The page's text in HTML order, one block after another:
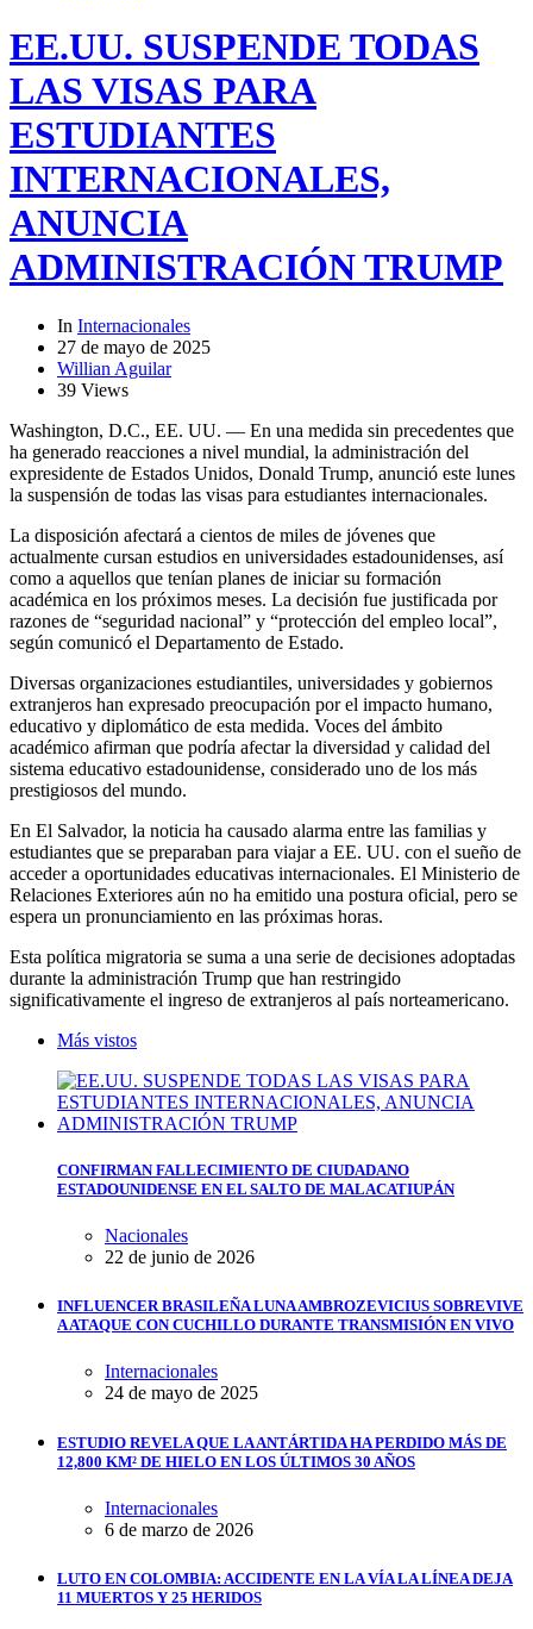
EE.UU. SUSPENDE TODAS
LAS VISAS PARA
ESTUDIANTES
INTERNACIONALES,
ANUNCIA
ADMINISTRACIÓN TRUMP
In Internacionales
27 de mayo de 2025
Willian Aguilar
39 Views
Washington, D.C., EE. UU. — En una medida sin precedentes que
ha generado reacciones a nivel mundial, la administración del
expresidente de Estados Unidos, Donald Trump, anunció este lunes
la suspensión de todas las visas para estudiantes internacionales.
La disposición afectará a cientos de miles de jóvenes que
actualmente cursan estudios en universidades estadounidenses, así
como a aquellos que tenían planes de iniciar su formación
académica en los próximos meses. La decisión fue justificada por
razones de “seguridad nacional” y “protección del empleo local”,
según comunicó el Departamento de Estado.
Diversas organizaciones estudiantiles, universidades y gobiernos
extranjeros han expresado preocupación por el impacto humano,
educativo y diplomático de esta medida. Voces del ámbito
académico afirman que podría afectar la diversidad y calidad del
sistema educativo estadounidense, considerado uno de los más
prestigiosos del mundo.
En El Salvador, la noticia ha causado alarma entre las familias y
estudiantes que se preparaban para viajar a EE. UU. con el sueño de
acceder a oportunidades educativas internacionales. El Ministerio de
Relaciones Exteriores aún no ha emitido una postura oficial, pero se
espera un pronunciamiento en las próximas horas.
Esta política migratoria se suma a una serie de decisiones adoptadas
durante la administración Trump que han restringido
significativamente el ingreso de extranjeros al país norteamericano.
Más vistos
CONFIRMAN FALLECIMIENTO DE CIUDADANO
ESTADOUNIDENSE EN EL SALTO DE MALACATIUPÁN
Nacionales
22 de junio de 2026
INFLUENCER BRASILEÑA LUNA AMBROZEVICIUS SOBREVIVE
A ATAQUE CON CUCHILLO DURANTE TRANSMISIÓN EN VIVO
Internacionales
24 de mayo de 2025
ESTUDIO REVELA QUE LA ANTÁRTIDA HA PERDIDO MÁS DE
12,800 KM² DE HIELO EN LOS ÚLTIMOS 30 AÑOS
Internacionales
6 de marzo de 2026
LUTO EN COLOMBIA: ACCIDENTE EN LA VÍA LA LÍNEA DEJA
11 MUERTOS Y 25 HERIDOS